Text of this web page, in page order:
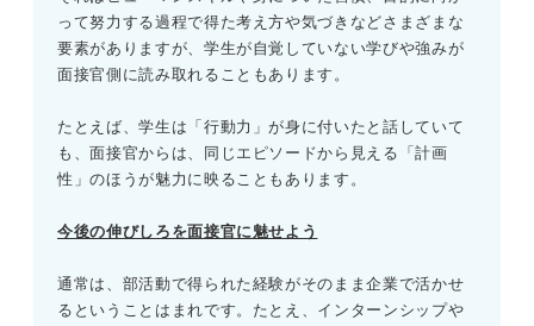
って努力する過程で得た考え方や気づきなどさまざまな
要素がありますが、学生が自覚していない学びや強みが
面接官側に読み取れることもあります。
たとえば、学生は「行動力」が身に付いたと話していて
も、面接官からは、同じエピソードから見える「計画
性」のほうが魅力に映ることもあります。
今後の伸びしろを面接官に魅せよう
通常は、部活動で得られた経験がそのまま企業で活かせ
るということはまれです。たとえ、インターンシップや